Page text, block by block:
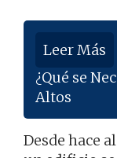
Leer Más
¿Qué se
Altos
Desde hace